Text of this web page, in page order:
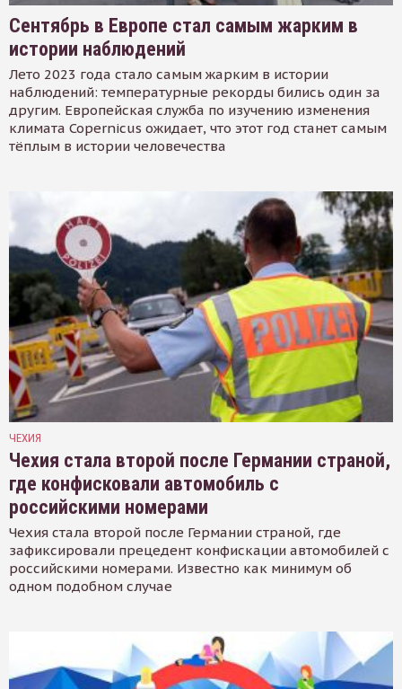
Сентябрь в Европе стал самым жарким в
истории наблюдений
Лето 2023 года стало самым жарким в истории
наблюдений: температурные рекорды бились один за
другим. Европейская служба по изучению изменения
климата Copernicus ожидает, что этот год станет самым
тёплым в истории человечества
ЧЕХИЯ
Чехия стала второй после Германии страной,
где конфисковали автомобиль с
российскими номерами
Чехия стала второй после Германии страной, где
зафиксировали прецедент конфискации автомобилей с
российскими номерами. Известно как минимум об
одном подобном случае